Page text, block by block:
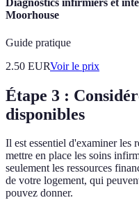
Diagnostics infirmiers et
Moorhouse
Guide pratique
2.50 EURVoir le prix
Étape 3 :
disponibles
Il est essentiel d'examiner les
mettre en place les soins
seulement les ressources
de votre logement, qui
pouvez donner.